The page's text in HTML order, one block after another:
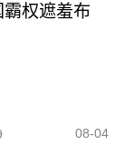
霸权遮羞布
08-04